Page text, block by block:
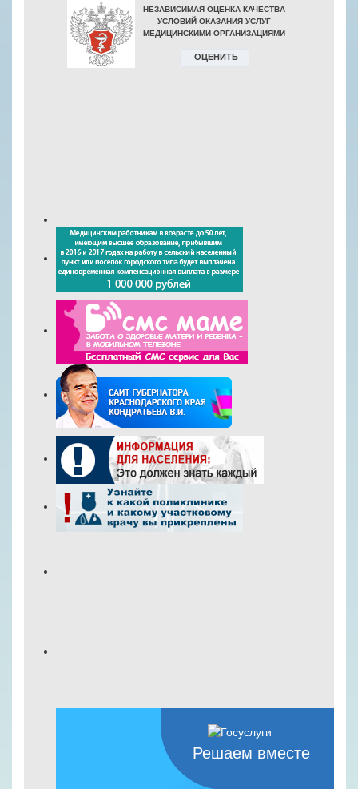
Решаем вместе